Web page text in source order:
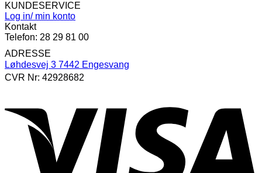
KUNDESERVICE
Log in/ min konto
Kontakt
Telefon: 28 29 81 00
ADRESSE
Løhdesvej 3 7442 Engesvang
CVR Nr: 42928682